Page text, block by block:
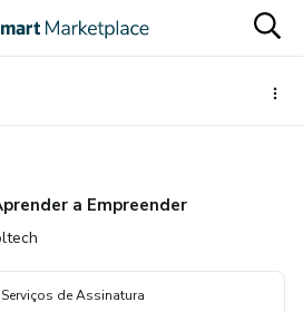
a Empreender
de Assinatura